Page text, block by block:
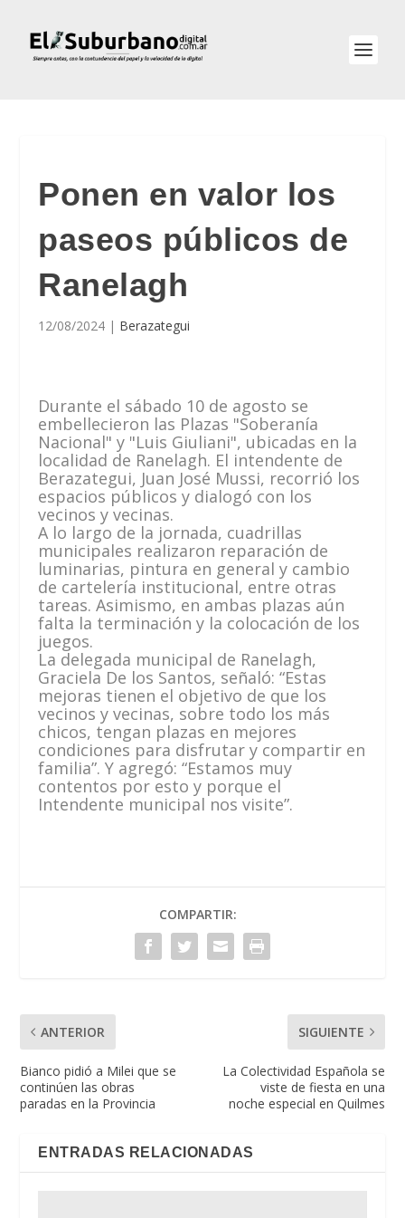
Ponen en valor los
paseos públicos de
Ranelagh
12/08/2024 | Berazategui
Durante el sábado 10 de agosto se
embellecieron las Plazas "Soberanía
Nacional" y "Luis Giuliani", ubicadas en la
localidad de Ranelagh. El intendente de
Berazategui, Juan José Mussi, recorrió los
espacios públicos y dialogó con los
vecinos y vecinas.
A lo largo de la jornada, cuadrillas
municipales realizaron reparación de
luminarias, pintura en general y cambio
de cartelería institucional, entre otras
tareas. Asimismo, en ambas plazas aún
falta la terminación y la colocación de los
juegos.
La delegada municipal de Ranelagh,
Graciela De los Santos, señaló: “Estas
mejoras tienen el objetivo de que los
vecinos y vecinas, sobre todo los más
chicos, tengan plazas en mejores
condiciones para disfrutar y compartir en
familia”. Y agregó: “Estamos muy
contentos por esto y porque el
Intendente municipal nos visite”.
COMPARTIR:
ANTERIOR
Bianco pidió a Milei que se
continúen las obras
paradas en la Provincia
SIGUIENTE
La Colectividad Española se
viste de fiesta en una
noche especial en Quilmes
ENTRADAS RELACIONADAS